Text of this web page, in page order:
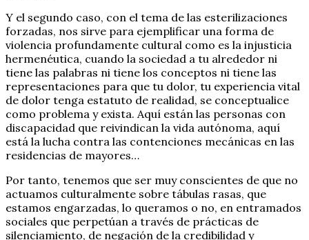
Y el segundo caso, con el tema de las esterilizaciones
forzadas, nos sirve para ejemplificar una forma de
violencia profundamente cultural como es la injusticia
hermenéutica, cuando la sociedad a tu alrededor ni
tiene las palabras ni tiene los conceptos ni tiene las
representaciones para que tu dolor, tu experiencia vital
de dolor tenga estatuto de realidad, se conceptualice
como problema y exista. Aquí están las personas con
discapacidad que reivindican la vida autónoma, aquí
está la lucha contra las contenciones mecánicas en las
residencias de mayores…
Por tanto, tenemos que ser muy conscientes de que no
actuamos culturalmente sobre tábulas rasas, que
estamos engarzadas, lo queramos o no, en entramados
sociales que perpetúan a través de prácticas de
silenciamiento, de negación de la credibilidad y